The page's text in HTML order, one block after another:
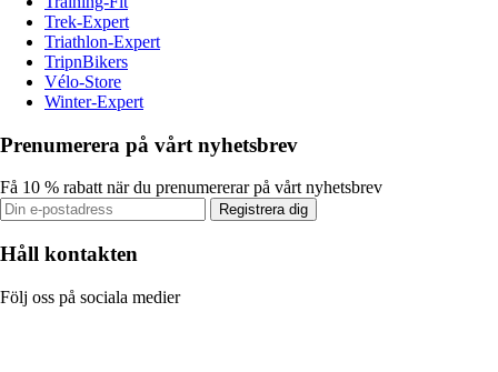
Trek-Expert
Triathlon-Expert
TripnBikers
Vélo-Store
Winter-Expert
Prenumerera på vårt nyhetsbrev
Få 10 % rabatt när du prenumererar på vårt nyhetsbrev
Registrera dig
Håll kontakten
Följ oss på sociala medier